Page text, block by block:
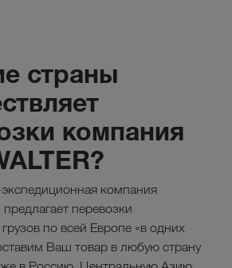
страны
компания
компания
перевозки
по всей Европе «в одних
Ваш товар в любую страну